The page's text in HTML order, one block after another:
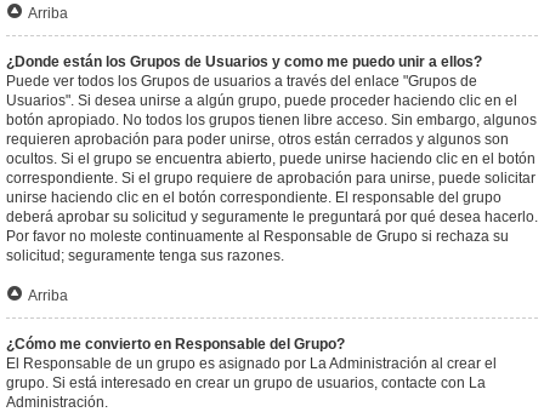
Arriba
¿Donde están los Grupos de Usuarios y como me puedo unir a ellos?
Puede ver todos los Grupos de usuarios a través del enlace "Grupos de
Usuarios". Si desea unirse a algún grupo, puede proceder haciendo clic en el
botón apropiado. No todos los grupos tienen libre acceso. Sin embargo, algunos
requieren aprobación para poder unirse, otros están cerrados y algunos son
ocultos. Si el grupo se encuentra abierto, puede unirse haciendo clic en el botón
correspondiente. Si el grupo requiere de aprobación para unirse, puede solicitar
unirse haciendo clic en el botón correspondiente. El responsable del grupo
deberá aprobar su solicitud y seguramente le preguntará por qué desea hacerlo.
Por favor no moleste continuamente al Responsable de Grupo si rechaza su
solicitud; seguramente tenga sus razones.
Arriba
¿Cómo me convierto en Responsable del Grupo?
El Responsable de un grupo es asignado por La Administración al crear el
grupo. Si está interesado en crear un grupo de usuarios, contacte con La
Administración.